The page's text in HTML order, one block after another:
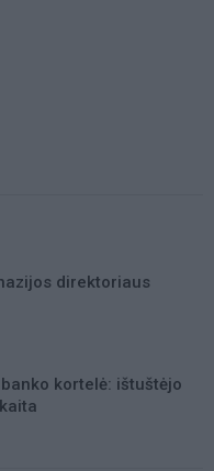
direktoriaus
kortelė: ištuštėjo